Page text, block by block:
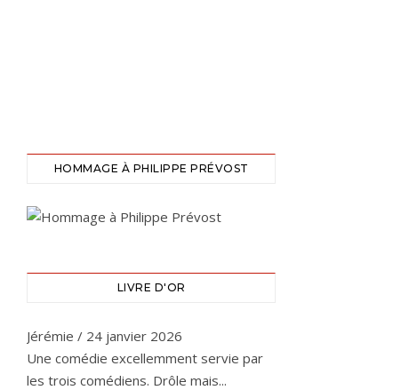
HOMMAGE À PHILIPPE PRÉVOST
LIVRE D'OR
Jérémie / 24 janvier 2026
Une comédie excellemment servie par
les trois comédiens. Drôle mais...